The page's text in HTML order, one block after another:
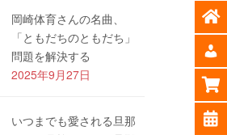
岡崎体育さんの名曲、
「ともだちのともだち」
問題を解決する
2025年9月27日
いつまでも愛される旦那